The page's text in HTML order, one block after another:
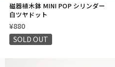
磁器植木鉢 MINI POP シリンダー
白ツヤドット
¥880
SOLD OUT